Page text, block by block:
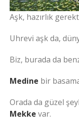
Aşk, hazırlık
Uhrevi aşk da,
Biz, burada da
Medine bir
Orada da güzel
Mekke var.